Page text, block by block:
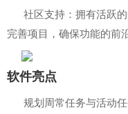
社区支持：拥有活跃
完善项目，确保功能的前
软件亮点
规划周常任务与活动